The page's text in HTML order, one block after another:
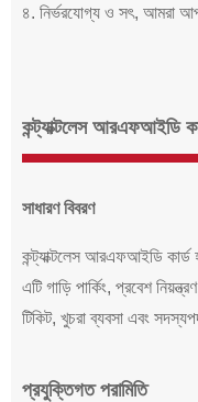
৪. নির্ভরযোগ্য ও সৎ, আমরা
কন্ট্যাক্টলেস আরএফআইডি
সাধারণ বিবরণ
কন্ট্যাক্টলেস আরএফআইডি
এটি গাড়ি পার্কিং, প্রবেশ
টিকিট, খুচরা ব্যবসা এবং
প্রযুক্তিগত পরামিতি